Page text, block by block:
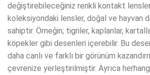
değiştirebileceğiniz renkli kontakt
koleksiyondaki lensler, doğal ve hayvan
sahiptir. Örneğin; tigriler, kaplanlar,
köpekler gibi desenleri içerebilir. Bu
daha canlı ve farklı bir görünüm
çevrenize yerleştirilmiştir. Ayrıca